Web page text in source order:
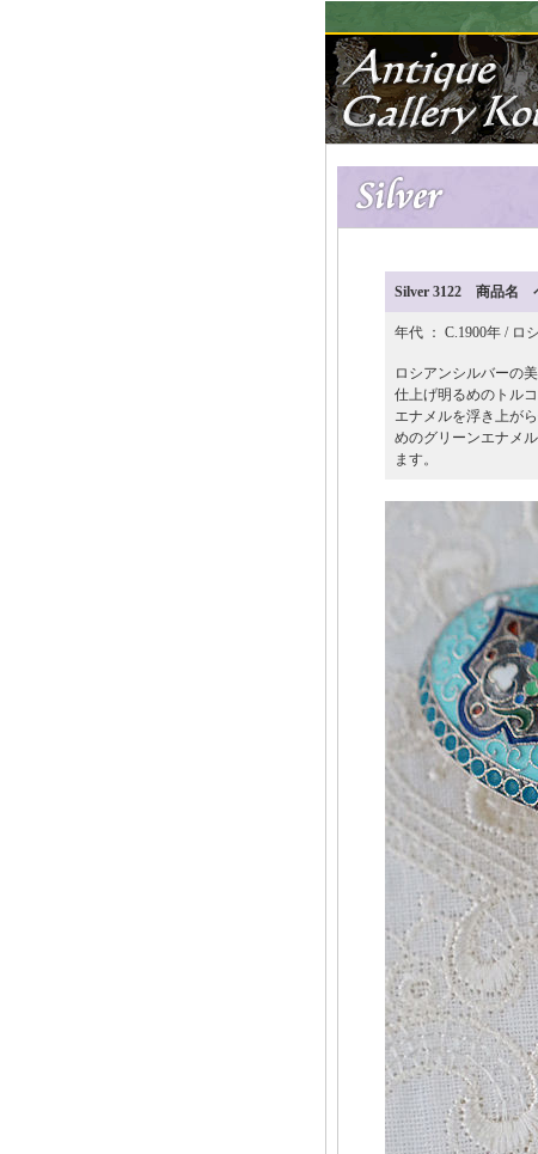
Silver 3122 商品名
年代 ： C.1900年 /
ロシアンシルバーの
仕上げ明るめのトル
エナメルを浮き上が
めのグリーンエナメ
ます。